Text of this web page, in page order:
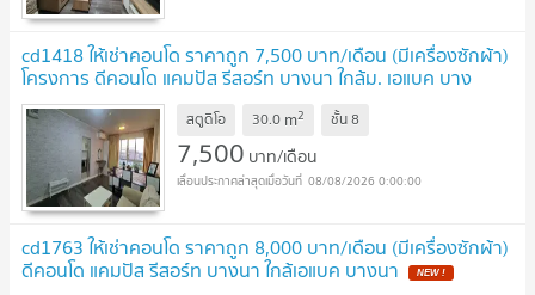
cd1418 ให้เช่าคอนโด ราคาถูก 7,500 บาท/เดือน (มีเครื่องซักผ้า)
โครงการ ดีคอนโด แคมปัส รีสอร์ท บางนา ใกล้ม. เอแบค บาง
มา
สตูดิโอ 30.0 m2 ชั้น8
7,500 บาท/เดือน
08/08/2026 0:00:00
cd1763 ให้เช่าคอนโด ราคาถูก 8,000 บาท/เดือน (มีเครื่องซักผ้า)
ดีคอนโด แคมปัส รีสอร์ท บางนา ใกล้เอแบค บางนา